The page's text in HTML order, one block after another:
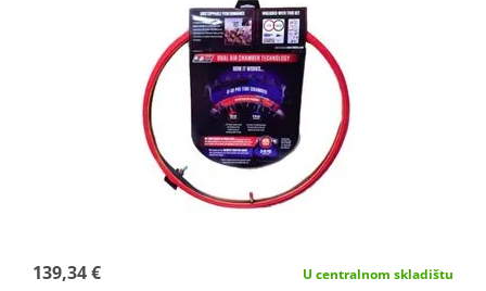
139,34 € U centralnom skladištu